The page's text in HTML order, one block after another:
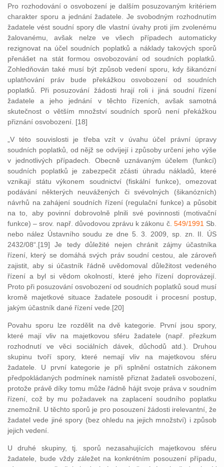
Pro rozhodování o osvobození je dalším posuzovaným kritériem
charakter sporu a jednání žadatele. Je svobodným rozhodnutím
žadatele vést soudní spory dle vlastní úvahy proti jím zvolenému
žalovanému, avšak nelze ve všech případech automaticky
rezignovat na účel soudních poplatků a náklady takových sporů
přenášet na stát formou osvobozování od soudních poplatků.
Zohledňován také musí být způsob vedení sporu, kdy šikanózní
uplatňování práv bude překážkou osvobození od soudních
poplatků. Při posuzování žádosti hrají roli i jiná soudní řízení
žadatele a jeho jednání v těchto řízeních, avšak samotná
skutečnost o větším množství soudních sporů není překážkou
přiznání osvobození. [18]
„V této souvislosti je třeba vzít v úvahu účel právní úpravy
soudních poplatků, od nějž se odvíjejí i způsoby určení jeho výše
v jednotlivých případech. Obecně uznávaným účelem (funkcí)
soudních poplatků je zabezpečit zčásti úhradu nákladů, které
vznikají státu výkonem soudnictví (fiskální funkce), omezovat
podávání některých neuvážených či svévolných (šikanózních)
návrhů na zahájení soudních řízení (regulační funkce) a působit
na to, aby povinní dobrovolně plnili své povinnosti (motivační
funkce) – srov. např. důvodovou zprávu k zákonu č. 549/1991 Sb.
nebo nález Ústavního soudu ze dne 5. 3. 2009, sp. zn. II. ÚS
2432/08“.[19] Je tedy důležité nejen chránit zájmy účastníka
řízení, který se domáhá svých práv soudní cestou, ale zároveň
zajistit, aby si účastník řádně uvědomoval důležitost vedeného
řízení a byl si vědom okolností, které jeho řízení doprovázejí.
Proto při posuzování osvobození od soudních poplatků soud musí
kromě majetkové situace žadatele posoudit i procesní postup,
jakým účastník dané řízení vede.[20]
Povahu sporu lze rozdělit na dvě kategorie. První jsou spory,
které mají vliv na majetkovou sféru žadatele (např. přezkum
rozhodnutí ve věci sociálních dávek, důchodů atd.). Druhou
skupinu tvoří spory, které nemají vliv na majetkovou sféru
žadatele. U první kategorie je při splnění ostatních zákonem
předpokládaných podmínek namístě přiznat žadateli osvobození,
protože právě díky tomu může řádně hájit svoje práva v soudním
řízení, což by mu požadavek na zaplacení soudního poplatku
znemožnil. U těchto sporů je pro posouzení žádosti irelevantní, že
žadatel vede jiné spory (bez ohledu na jejich množství) i způsob
jejich vedení.
U druhé skupiny, tj. sporů nezasahujících majetkovou sféru
žadatele, bude vždy záležet na konkrétním posouzení případu,